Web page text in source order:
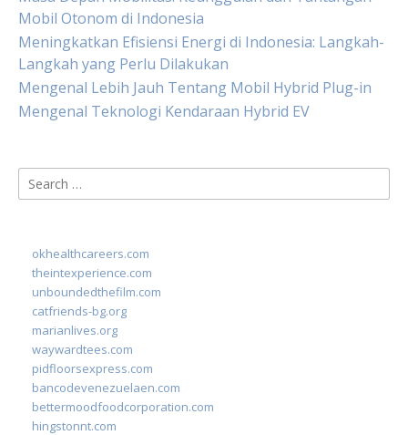
Mobil Otonom di Indonesia
Meningkatkan Efisiensi Energi di Indonesia: Langkah-
Langkah yang Perlu Dilakukan
Mengenal Lebih Jauh Tentang Mobil Hybrid Plug-in
Mengenal Teknologi Kendaraan Hybrid EV
Search
for:
okhealthcareers.com
theintexperience.com
unboundedthefilm.com
catfriends-bg.org
marianlives.org
waywardtees.com
pidfloorsexpress.com
bancodevenezuelaen.com
bettermoodfoodcorporation.com
hingstonnt.com